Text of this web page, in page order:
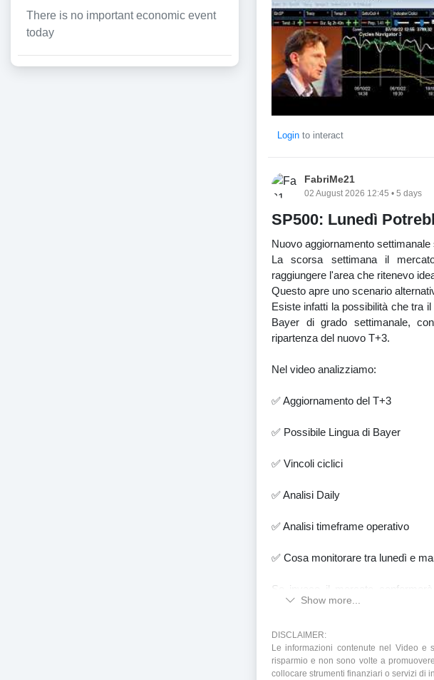
Login to interact
FabriMe21
02 August 2026 12:45 • 5 days
SP500: Lunedì
Nuovo aggiornamento
La scorsa settimana il
raggiungere l'area che ritenevo
Questo apre uno scenario
Esiste infatti la possibilità che tra
Bayer di grado settimanale,
ripartenza del nuovo T+3.
Nel video analizziamo:
✅ Aggiornamento del T+3
✅ Possibile Lingua di Bayer
✅ Vincoli ciclici
✅ Analisi Daily
✅ Analisi timeframe operativo
✅ Cosa monitorare tra lunedì e
Se invece il mercato
probabilità che il nuovo T+3 sia
Show more...
DISCLAIMER:
Le informazioni contenute nel Video e
risparmio e non sono volte a
collocare strumenti finanziari o servizi di
There is no important economic event
today